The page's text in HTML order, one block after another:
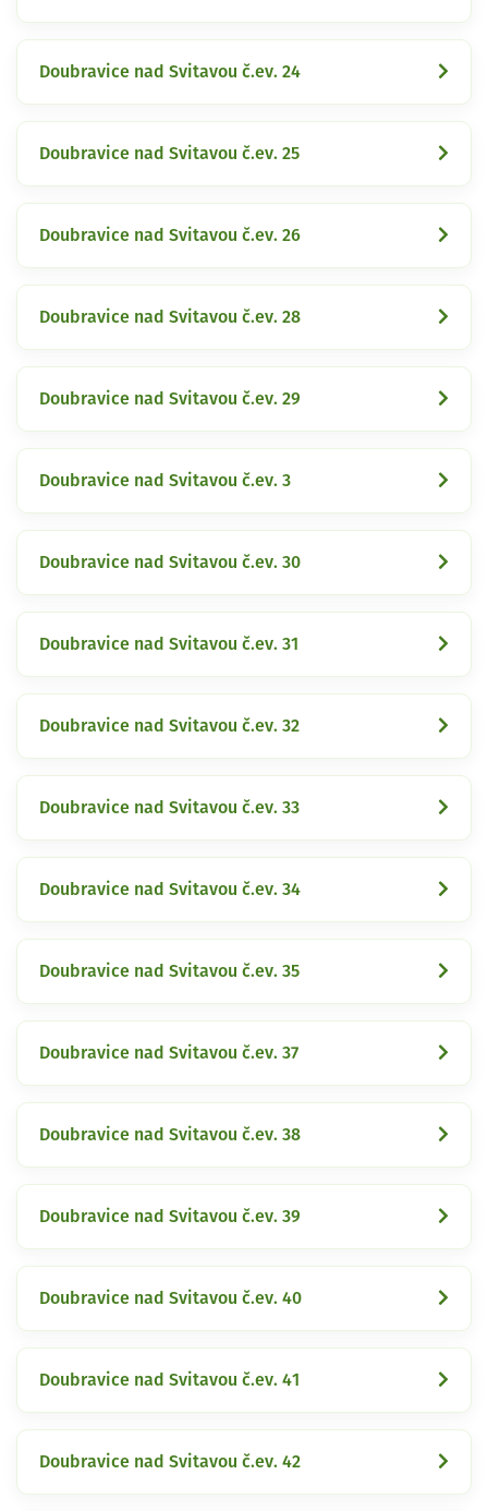
Doubravice nad Svitavou č.ev. 24
Doubravice nad Svitavou č.ev. 25
Doubravice nad Svitavou č.ev. 26
Doubravice nad Svitavou č.ev. 28
Doubravice nad Svitavou č.ev. 29
Doubravice nad Svitavou č.ev. 3
Doubravice nad Svitavou č.ev. 30
Doubravice nad Svitavou č.ev. 31
Doubravice nad Svitavou č.ev. 32
Doubravice nad Svitavou č.ev. 33
Doubravice nad Svitavou č.ev. 34
Doubravice nad Svitavou č.ev. 35
Doubravice nad Svitavou č.ev. 37
Doubravice nad Svitavou č.ev. 38
Doubravice nad Svitavou č.ev. 39
Doubravice nad Svitavou č.ev. 40
Doubravice nad Svitavou č.ev. 41
Doubravice nad Svitavou č.ev. 42